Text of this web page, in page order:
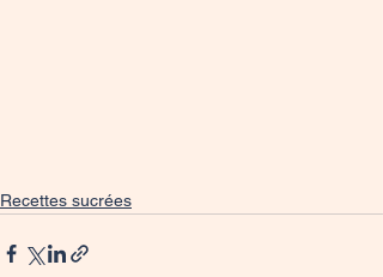
Recettes sucrées